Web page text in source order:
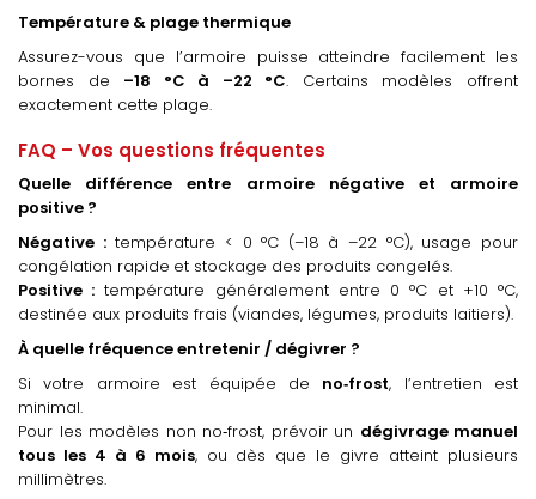
Température & plage thermique
Assurez-vous que l’armoire puisse atteindre facilement les
bornes de –18 °C à –22 °C. Certains modèles offrent
exactement cette plage.
FAQ – Vos questions fréquentes
Quelle différence entre armoire négative et armoire
positive ?
Négative :température < 0 °C (–18 à –22 °C), usage pour
congélation rapide et stockage des produits congelés.
Positive : température généralement entre 0 °C et +10 °C,
destinée aux produits frais (viandes, légumes, produits laitiers).
À quelle fréquence entretenir / dégivrer ?
Si votre armoire est équipée de no‑frost, l’entretien est
minimal.
Pour les modèles non no‑frost, prévoir un dégivrage manuel
tous les 4 à 6 mois, ou dès que le givre atteint plusieurs
millimètres.